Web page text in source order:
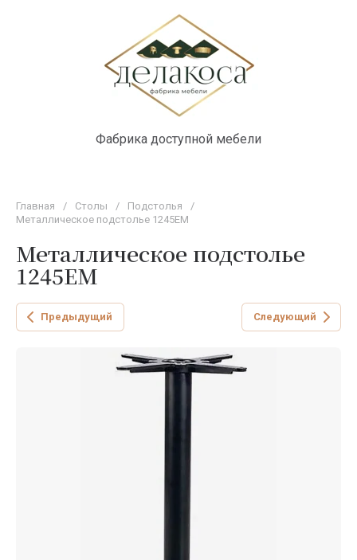
Фабрика доступной мебели
Главная / Столы / Подстолья
/
Металлическое подстолье 1245ЕМ
Металлическое подстолье
1245ЕМ
Предыдущий Следующий